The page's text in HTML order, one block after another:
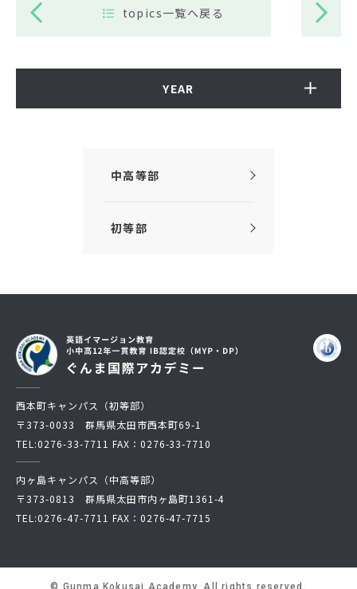
topics一覧へ戻る
YEAR
中高等部
初等部
西本町キャンパス（初等部）
〒373-0033 群馬県太田市西本町69-1
TEL:0276-33-7711 FAX：0276-33-7710
内ヶ島キャンパス（中高等部）
〒373-0813 群馬県太田市内ヶ島町1361-4
TEL:0276-47-7711 FAX：0276-47-7715
© Gunma Kokusai Academy. All rights reserved.